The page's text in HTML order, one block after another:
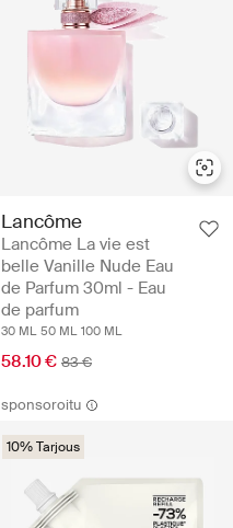
Lancôme
Lancôme La vie est
belle Vanille Nude Eau
de Parfum 30ml - Eau
de parfum
30 ML 50 ML 100 ML
58.10 € 83 €
sponsoroitu
10% Tarjous